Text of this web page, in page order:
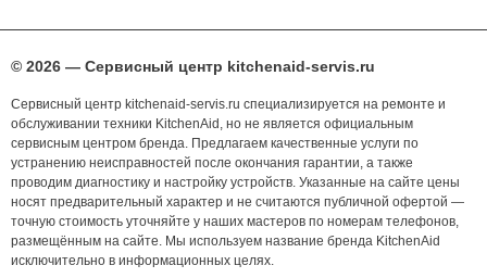
© 2026 — Сервисный центр kitchenaid-servis.ru
Сервисный центр kitchenaid-servis.ru специализируется на ремонте и
обслуживании техники KitchenAid, но не является официальным
сервисным центром бренда. Предлагаем качественные услуги по
устранению неисправностей после окончания гарантии, а также
проводим диагностику и настройку устройств. Указанные на сайте цены
носят предварительный характер и не считаются публичной офертой —
точную стоимость уточняйте у наших мастеров по номерам телефонов,
размещённым на сайте. Мы используем название бренда KitchenAid
исключительно в информационных целях.